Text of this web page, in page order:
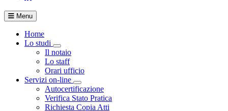
Menu
Home
Lo studi
Visualizza menù di secondo livello
Il notaio
Lo staff
Orari ufficio
Servizi on-line
Visualizza menù di secondo livello
Autocertificazione
Verifica Stato Pratica
Richiesta Copia Atti